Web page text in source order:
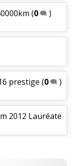
(0 )
prestige (0 )
2012 Lauréate